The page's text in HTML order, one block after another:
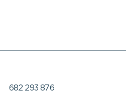
682 293 876